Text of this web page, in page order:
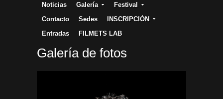
Noticias
Galería
Festival
Contacto
Sedes
INSCRIPCIÓN
Entradas
FILMETS LAB
Galería de fotos